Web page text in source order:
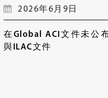
2026年6月9日
在Global ACI文件未公
與ILAC文件